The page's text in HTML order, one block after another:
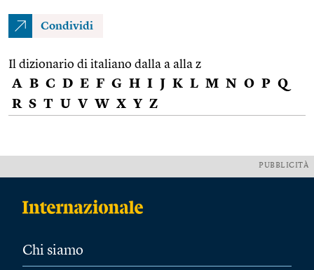
Condividi
Il dizionario di italiano dalla a alla z
A B C D E F G H I J K L M N O P Q
R S T U V W X Y Z
PUBBLICITÀ
Chi siamo